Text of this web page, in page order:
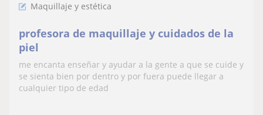
Maquillaje y estética
profesora de maquillaje y cuidados de la
piel
me encanta enseñar y ayudar a la gente a que se cuide y
se sienta bien por dentro y por fuera puede llegar a
cualquier tipo de edad